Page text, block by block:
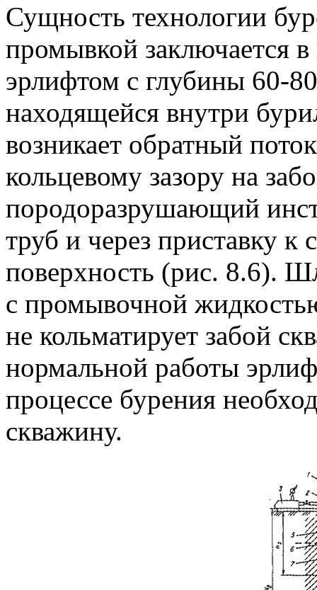
Сущность технологии
промывкой заключается
эрлифтом с глубины 60-
находящейся внутри
возникает обратный
кольцевому зазору на
породоразрушающий
труб и через приставку к
поверхность (рис. 8.6).
с промывочной
не кольматирует забой
нормальной работы
процессе бурения
скважину.